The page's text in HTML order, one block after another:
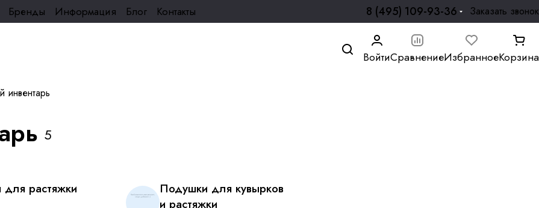
Бренды Информация Блог Контакты 8 (495) 109-93-36 Заказать звонок
ВойтиСравнениеИзбранноеКорзина
инвентарь
5
растяжки
Подушки для кувырков
и растяжки